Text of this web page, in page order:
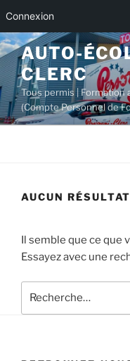
Connexion
Aller
au
contenu
principal
AUTO-
CLERC
Tous permis | Formation
(Compte Personnel de
AUCUN RÉSULTAT
Il semble que ce que
Essayez avec une
pour